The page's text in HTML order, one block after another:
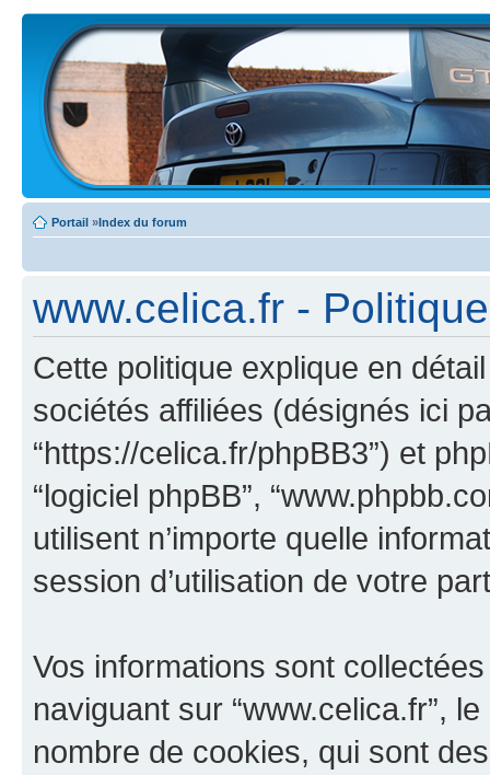
Portail »Index du forum
www.celica.fr -
Cette politique explique en
sociétés affiliées (désignés ici
“https://celica.fr/phpBB3”) et
“logiciel phpBB”,
utilisent n’importe quelle
session d’utilisation de votre
Vos informations sont
naviguant sur “www.celica.fr”,
nombre de cookies, qui sont